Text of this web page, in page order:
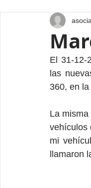
El 31-12-
las
360, en
La
vehículos
mi
llamaron